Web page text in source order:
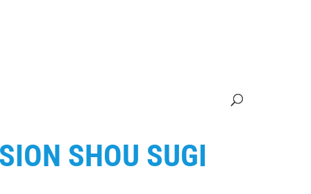
SHOU SUGI